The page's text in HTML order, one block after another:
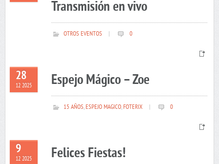
Transmisión en vivo
OTROS EVENTOS 0
28
12 2025 Espejo Mágico – Zoe
15 AÑOS,ESPEJO MAGICO,FOTERIX 0
9
12 2025 Felices Fiestas!